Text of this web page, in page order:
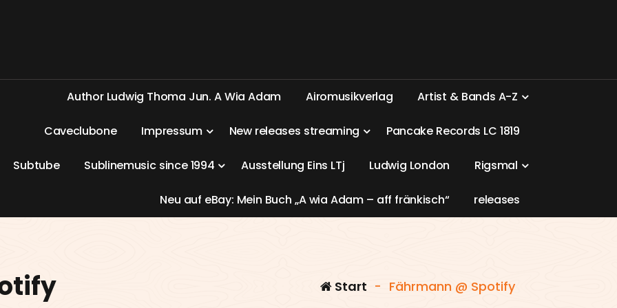
Author Ludwig Thoma Jun. AWia Adam Airomusikverlag Artist & Bands A-Z
Caveclubone Impressum New releases streaming Pancake Records LC 1819
Subtube Sublinemusic since1994 Ausstellung Eins LTj Ludwig London Rigsmal
Neu auf eBay: Mein Buch „Awia Adam – aff fränkisch“ releases
Start - Fährmann @ Spotify